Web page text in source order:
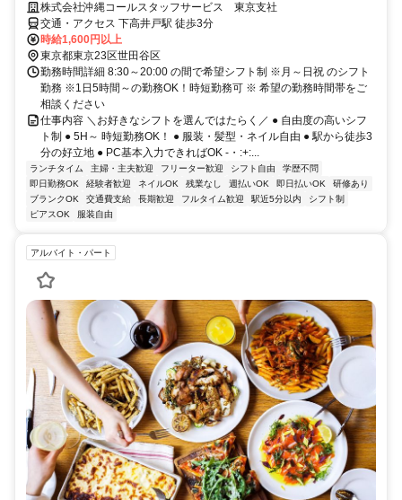
株式会社沖縄コールスタッフサービス 東京支社
交通・アクセス 下高井戸駅 徒歩3分
時給1,600円以上
東京都東京23区世田谷区
勤務時間詳細 8:30～20:00 の間で希望シフト制 ※月～日祝 のシフト
勤務 ※1日5時間～の勤務OK！時短勤務可 ※ 希望の勤務時間帯をご
相談ください
仕事内容 ＼お好きなシフトを選んではたらく／ ● 自由度の高いシフ
ト制 ● 5H～ 時短勤務OK！ ● 服装・髪型・ネイル自由 ● 駅から徒歩3
分の好立地 ● PC基本入力できればOK -・:+:...
ランチタイム 主婦・主夫歓迎 フリーター歓迎 シフト自由
学歴不問
即日勤務OK
経験者歓迎 ネイルOK 残業なし 週払いOK 即日払いOK
研修あり
ブランクOK
交通費支給 長期歓迎 フルタイム歓迎 駅近5分以内
シフト制
ピアスOK
服装自由
アルバイト・パート